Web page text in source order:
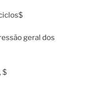
geral dos
$